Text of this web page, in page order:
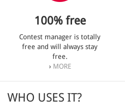
100% free
Contest manager is totally
free and will always stay
free.
› MORE
WHO USES IT?